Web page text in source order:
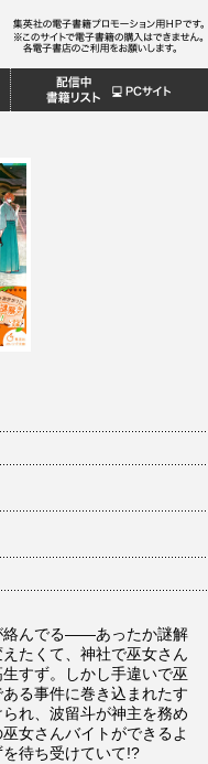
絡んでる――あったか謎解
たくて、神社で巫女さん
すず。しかし手違いで巫
る事件に巻き込まれたす
れ、波留斗が神主を務め
女さんバイトができるよ
待ち受けていて!?